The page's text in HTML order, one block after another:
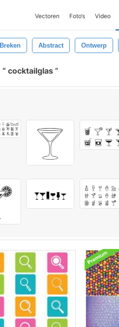
Vectoren Foto‘s Video
Breken Abstract Ontwerp
cocktailglas